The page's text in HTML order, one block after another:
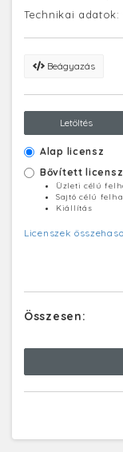
Technikai adatok:
Beágyazás
Letöltés
Alap licensz
Bővített licensz
Üzleti célú
Sajtó célú
Kiállítás
Licenszek
Összesen: